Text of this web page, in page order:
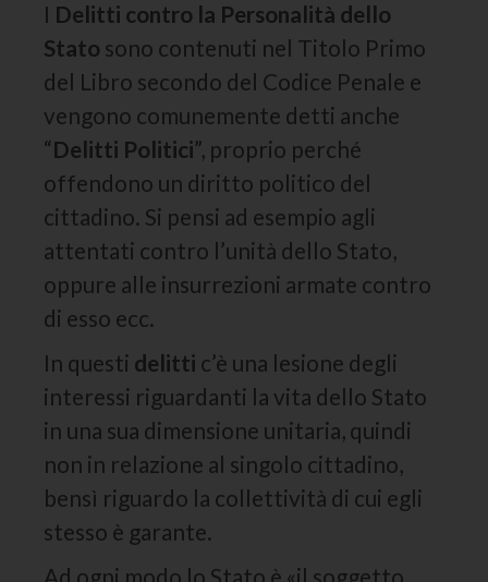
I Delitti contro la Personalità dello
Stato sono contenuti nel Titolo Primo
del Libro secondo del Codice Penale e
vengono comunemente detti anche
“Delitti Politici”, proprio perché
offendono un diritto politico del
cittadino. Si pensi ad esempio agli
attentati contro l’unità dello Stato,
oppure alle insurrezioni armate contro
di esso ecc.
In questi delitti c’è una lesione degli
interessi riguardanti la vita dello Stato
in una sua dimensione unitaria, quindi
non in relazione al singolo cittadino,
bensì riguardo la collettività di cui egli
stesso è garante.
Ad ogni modo lo Stato è «il soggetto